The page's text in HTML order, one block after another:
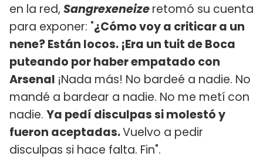
en la red, Sangrexeneizeretomó su cuenta
para exponer: "¿Cómo voy a criticar a un
nene? Están locos. ¡Era un tuit de Boca
puteando por haber empatado con
Arsenal ¡Nada más! No bardeé a nadie. No
mandé a bardear a nadie. No me metí con
nadie. Ya pedí disculpas si molestó y
fueron aceptadas.Vuelvo a pedir
disculpas si hace falta. Fin".